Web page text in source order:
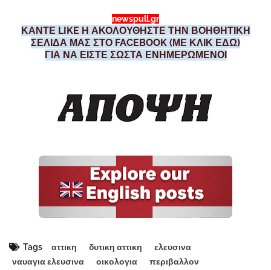
newspull.gr
ΚΑΝΤΕ LIKE Η ΑΚΟΛΟΥΘΗΣΤΕ ΤΗΝ ΒΟΗΘΗΤΙΚΗ
ΣΕΛΙΔΑ ΜΑΣ ΣΤΟ FACEBOOK (ΜΕ ΚΛΙΚ ΕΔΩ)
ΓΙΑ ΝΑ ΕΙΣΤΕ ΣΩΣΤΑ ΕΝΗΜΕΡΩΜΕΝΟΙ
Tags αττικη δυτικη αττικη
ελευσινα
ναυαγια ελευσινα
οικολογια περιβαλλον